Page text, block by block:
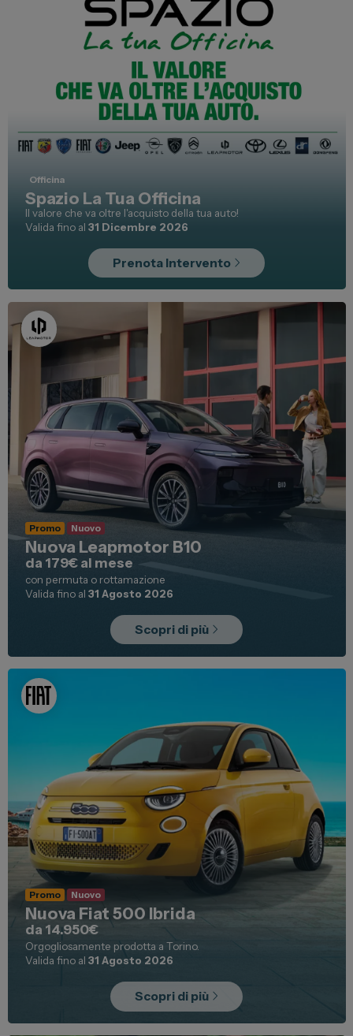
Vendi la tua auto
Soluzioni Business
Dipendenti Stellantis
Gruppo Spazio
Il Gruppo Spazio
Impegno per l’Ambiente
Impegno per il Sociale
Comunità Energetica
Sedi e Recapiti
News ed Eventi
Lavora con noi
Servizio Clienti
Telefono Vendita
011 22 51 711
Telefono Officina
011 22 51 737
Email
spazio@spaziogroup.com
Officina
Spazio La Tua Officina
Il valore che va oltre l'acquisto della tua auto!
Valida fino al31 Dicembre 2026
Prenota Intervento
Promo Nuovo
Nuova Leapmotor B10
da 179€ al mese
con permuta o rottamazione
Valida fino al31 Agosto 2026
Scopri di più
Promo Nuovo
Nuova Fiat 500 Ibrida
da 14.950€
Orgogliosamente prodotta a Torino.
Valida fino al31 Agosto 2026
Scopri di più